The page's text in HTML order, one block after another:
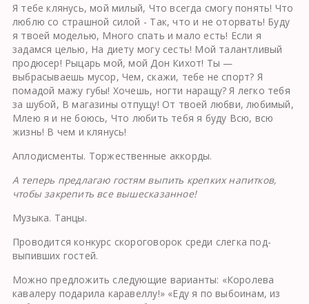
Я тебе клянусь, мой милый, Что всегда смогу понять! Что
люблю со страшной силой - Так, что и не оторвать! Буду
я твоей моделью, Много спать и мало есть! Если я
задамся целью, На диету могу сесть! Мой талантливый
продюсер! Рыцарь мой, мой Дон Кихот! Ты —
выбрасываешь мусор, Чем, скажи, тебе не спорт? Я
помадой мажу губы! Хочешь, ногти наращу? Я легко тебя
за шубой, В магазины отпущу! От твоей любви, любимый,
Млею я и не боюсь, Что любить тебя я буду Всю, всю
жизнь! В чем и клянусь!
Аплодисменты. Торжественные аккорды.
А теперь предлагаю гостям выпить крепких напитков,
чтобы закрепить все вышесказанное!
Музыка. Танцы.
Проводится конкурс скороговорок среди слегка под­
выпивших гостей.
Можно предложить следующие варианты: «Королева
кавалеру подарила каравеллу!» «Еду я по выбоинам, из